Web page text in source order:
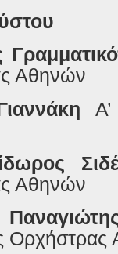
Αθηνών
Αθηνών